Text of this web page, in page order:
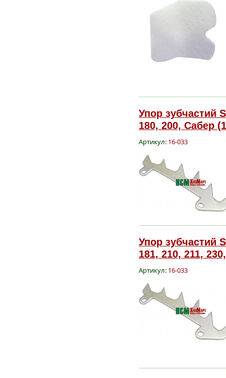
Упор зубчастий
180, 200, Сабер
Артикул: 16-033
Упор зубчастий
181, 210, 211,
Артикул: 16-033